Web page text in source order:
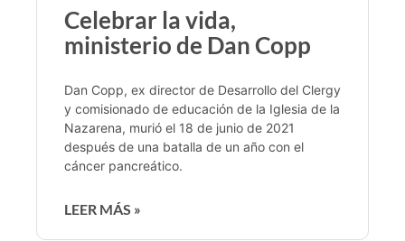
Celebrar la vida,
ministerio de Dan Copp
Dan Copp, ex director de Desarrollo del Clergy
y comisionado de educación de la Iglesia de la
Nazarena, murió el 18 de junio de 2021
después de una batalla de un año con el
cáncer pancreático.
LEER MÁS »